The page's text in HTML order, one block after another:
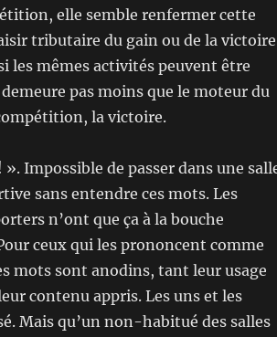
elle semble renfermer cette
tributaire du gain ou de la
les mêmes activités peuvent être
pas moins que le moteur du
la victoire.
Impossible de passer dans une
sans entendre ces mots. Les
n’ont que ça à la bouche
ceux qui les prononcent comme
mots sont anodins, tant leur usage
contenu appris. Les uns et les
Mais qu’un non-habitué des salles